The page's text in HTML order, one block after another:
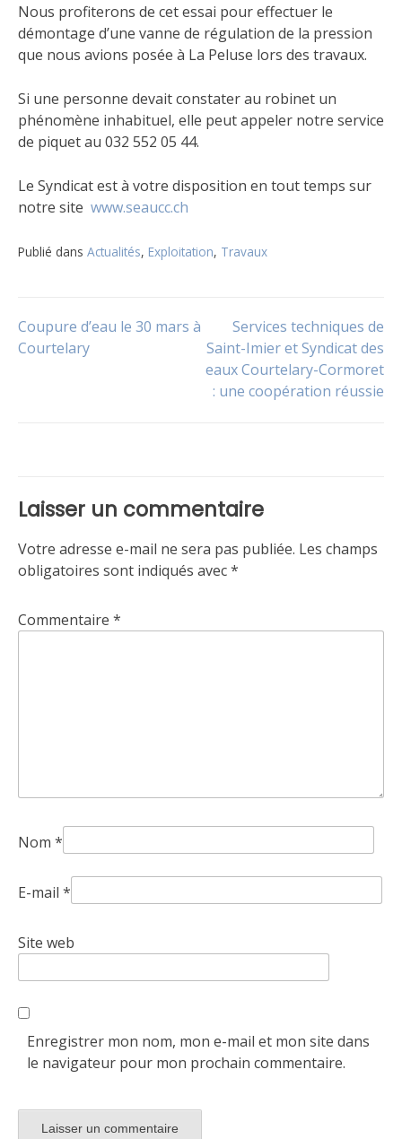
Nous profiterons de cet essai pour effectuer le
démontage d’une vanne de régulation de la pression
que nous avions posée à La Peluse lors des travaux.
Si une personne devait constater au robinet un
phénomène inhabituel, elle peut appeler notre service
de piquet au 032 552 05 44.
Le Syndicat est à votre disposition en tout temps sur
notre site www.seaucc.ch
Publié dans Actualités, Exploitation, Travaux
Navigation
Coupure d’eau le 30 mars à
Courtelary
Services techniques de
Saint-Imier et Syndicat des
eaux Courtelary-Cormoret
: une coopération réussie
Laisser un commentaire
Votre adresse e-mail ne sera pas publiée. Les champs
obligatoires sont indiqués avec*
Commentaire *
Nom *
E-mail *
Site web
Enregistrer mon nom, mon e-mail et mon site dans
le navigateur pour mon prochain commentaire.